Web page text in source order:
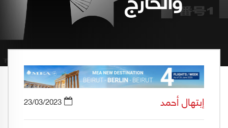
إبتهال أحمد 23/03/2023